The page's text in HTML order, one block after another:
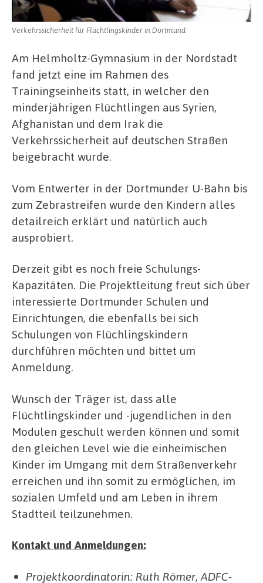
Verkehrssicherheit für Flüchtlingskinder in Dortmund
Am Helmholtz-Gymnasium in der Nordstadt
fand jetzt eine im Rahmen des
Trainingseinheits statt, in welcher den
minderjährigen Flüchtlingen aus Syrien,
Afghanistan und dem Irak die
Verkehrssicherheit auf deutschen Straßen
beigebracht wurde.
Vom Entwerter in der Dortmunder U-Bahn bis
zum Zebrastreifen wurde den Kindern alles
detailreich erklärt und natürlich auch
ausprobiert.
Derzeit gibt es noch freie Schulungs-
Kapazitäten. Die Projektleitung freut sich über
interessierte Dortmunder Schulen und
Einrichtungen, die ebenfalls bei sich
Schulungen von Flüchlingskindern
durchführen möchten und bittet um
Anmeldung.
Wunsch der Träger ist, dass alle
Flüchtlingskinder und -jugendlichen in den
Modulen geschult werden können und somit
den gleichen Level wie die einheimischen
Kinder im Umgang mit dem Straßenverkehr
erreichen und ihn somit zu ermöglichen, im
sozialen Umfeld und am Leben in ihrem
Stadtteil teilzunehmen.
Kontakt und Anmeldungen:
Projektkoordinatorin: Ruth Römer, ADFC-